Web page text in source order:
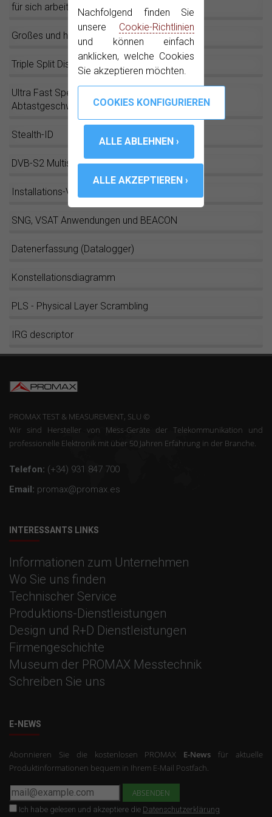
Nachfolgend finden Sie
unsere Cookie-Richtlinien
und können einfach
anklicken, welche Cookies
Sie akzeptieren möchten.
für sich arbeiten
Großes und helles Display
Triple Split Display
Ultra Fast Spektrumanalyser (90 ms
Abtastgeschwindigkeit)
Stealth-ID
DVB-S2 Multistream messen und decodieren
Installations-Verwaltung
SNG, VSAT Anwendungen und BEACON
Datenerfassung (Datalogger)
Konstellationsdiagramm
PLS - Physical Layer Scrambling
IRG descriptor
PROMAX TEST & MEASUREMENT, SLU ©
Wir sind Hersteller von Mess-Geräte der Telekommunikation und
professionelle Elektronik mit über 50 Jahren Erfahrung in der Branche.
Telefon: (+34) 931 847 700
Email: promax@promax.es
INTERESSANTS LINKS
Informationen zum Unternehmen
Wo Sie uns finden
Technischer Service
Produktions-Dienstleistungen
Design und R+D Dienstleistungen
Firmengeschichte
Museum der PROMAX Messtechnik
Schreiben Sie uns
E-NEWS
Abonnieren Sie die kostenlosen PROMAX E-News für aktuelle
Produktinformationen bequem in Ihrem E-Mail Postfach.
Ich habe gelesen und akzeptiere die Datenschutzerklärung